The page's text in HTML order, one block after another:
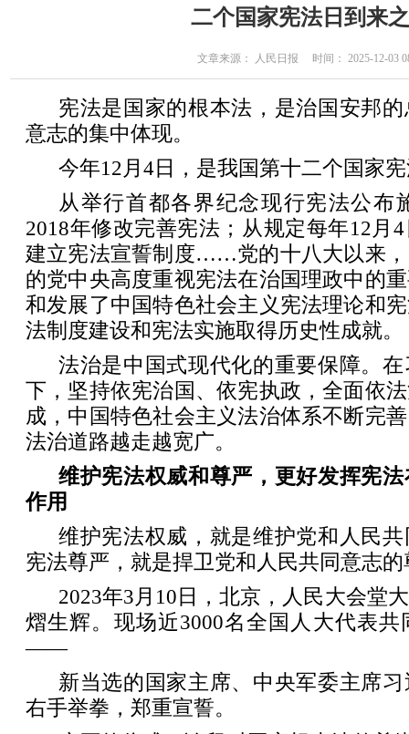
二个国家宪法日到来
文章来源： 人民日报 时间： 2025-12-03
宪法是国家的根本法，是治国安邦
意志的集中体现。
今年12月4日，是我国第十二个国家
从举行首都各界纪念现行宪法公布
2018年修改完善宪法；从规定每年12月
建立宪法宣誓制度……党的十八大以来
的党中央高度重视宪法在治国理政中的
和发展了中国特色社会主义宪法理论和
法制度建设和宪法实施取得历史性成就。
法治是中国式现代化的重要保障。
下，坚持依宪治国、依宪执政，全面依
成，中国特色社会主义法治体系不断完
法治道路越走越宽广。
维护宪法权威和尊严，更好发挥宪
作用
维护宪法权威，就是维护党和人民
宪法尊严，就是捍卫党和人民共同意志
2023年3月10日，北京，人民大会堂
熠生辉。现场近3000名全国人大代表
——
新当选的国家主席、中央军委主席
右手举拳，郑重宣誓。